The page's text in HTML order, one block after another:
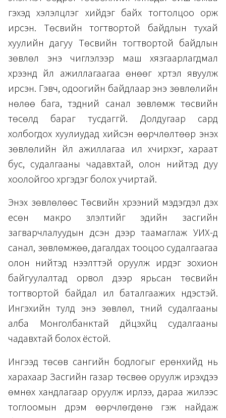
гэхэд хэлэлцүүлэг хийдэг байх тогтолцоо орж
ирсэн. Төсвийн тогтвортой байдлын тухай
хуулийн дагуу Төсвийн тогтвортой байдлын
зөвлөл энэ чиглэлээр маш хязгаарлагдмал
хүрээнд үйл ажиллагаагаа өнөөг хүртэл явуулж
ирсэн. Гэвч, одоогийн байдлаар энэ зөвлөлийн
нөлөө бага, тэдний санал зөвлөмж төсвийн
төсөлд бараг тусдаггүй. Долдугаар сард
холбогдох хуулиудад хийсэн өөрчлөлтөөр энэхүү
зөвлөлийн үйл ажиллагаа илүү хүчирхэг, хараат
бус, судалгааны чадавхтай, олон нийтэд дуу
хоолойгоо хүргэдэг болох учиртай.
Энэхүү зөвлөлөөс Төсвийн хүрээний мэдэгдэл дэх
есөн макро үзүүлэлтийг эдийн засгийн
загварчлалуудын үдсэн дээр таамаглаж УИХ-д
санал, зөвлөмжөө, дагалдах тооцоо судалгаагаа
олон нийтэд нээлттэй оруулж ирдэг зохион
байгуулалтад орвол дээр ярьсан төсвийн
тогтвортой байдал илүү баталгаажих үндэстэй.
Ингэхийн тулд энэ зөвлөл, түүний судалгааны
алба Монголбанктай дүйцэхүйц судалгааны
чадавхтай болох ёстой.
Ингээд төсөв сангийн бодлогыг ерөнхийд нь
харахаар Засгийн газар төсвөө оруулж ирэхдээ
өмнөх хандлагаар оруулж ирлээ, дараа жилээс
тоглоомын дүрэм өөрчлөгдөнө гэж найдаж